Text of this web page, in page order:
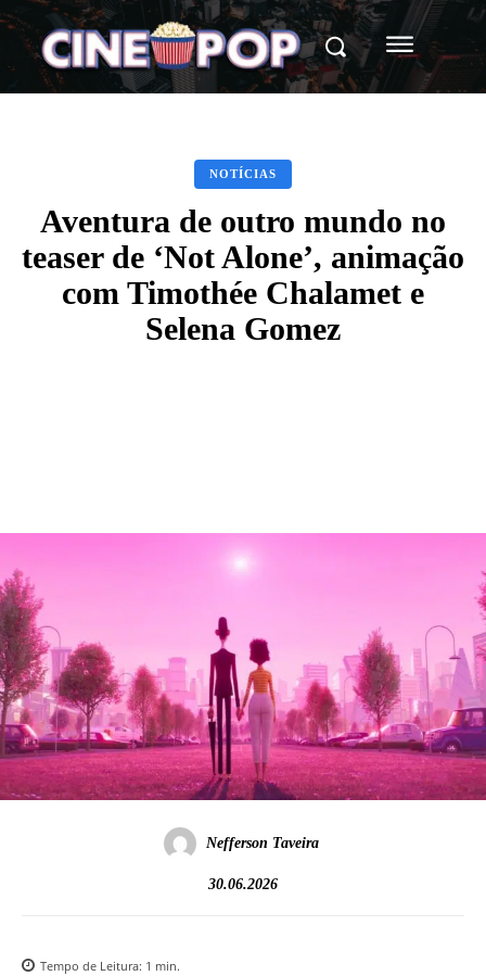
NOTÍCIAS
Aventura de outro mundo no
teaser de ‘Not Alone’, animação
com Timothée Chalamet e
Selena Gomez
Nefferson Taveira
30.06.2026
Tempo de Leitura: 1 min.